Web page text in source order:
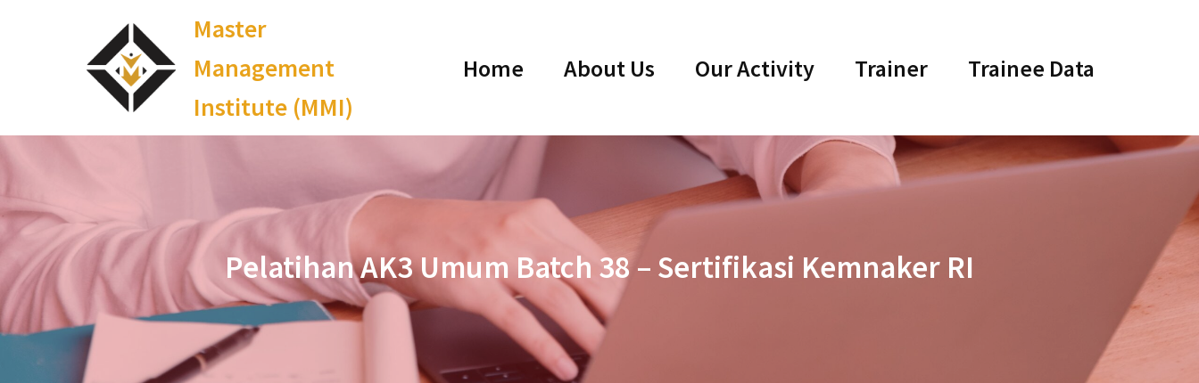
Master
Management
Institute (MMI)
Home About Us Our Activity Trainer Trainee Data
Pelatihan AK3 Umum Batch 38 – Sertifikasi Kemnaker RI